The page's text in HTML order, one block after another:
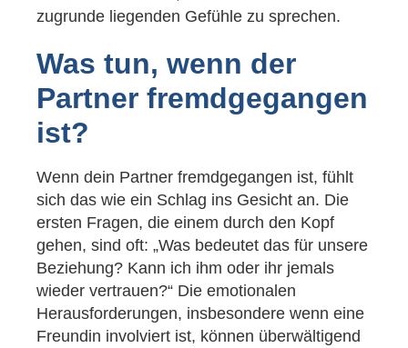
zugrunde liegenden Gefühle zu sprechen.
Was tun, wenn der
Partner fremdgegangen
ist?
Wenn dein Partner fremdgegangen ist, fühlt
sich das wie ein Schlag ins Gesicht an. Die
ersten Fragen, die einem durch den Kopf
gehen, sind oft: „Was bedeutet das für unsere
Beziehung? Kann ich ihm oder ihr jemals
wieder vertrauen?“ Die emotionalen
Herausforderungen, insbesondere wenn eine
Freundin involviert ist, können überwältigend